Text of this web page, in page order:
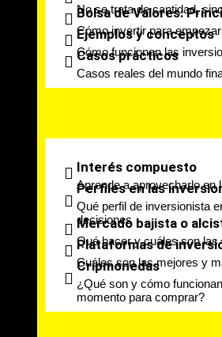
No se trata de cantidad,
Bolsa de Valores:
Cómo invertir para
Ejemplos y conceptos
Cómo funcionan las
Casos prácticos
Casos reales del mundo
Interés compuesto
Aprende a aprovecharlo en
Perfiles en las
Qué perfil de inversionista
decisiones
Mercado bajista o
Qué hacer y cuáles son
Plataformas de
Cuáles son las mejores y
Cripmonedas
¿Qué son y cómo
momento para comprar?